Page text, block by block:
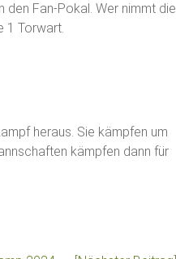
den Fan-Pokal. Wer nimmt die
1 Torwart.
heraus. Sie kämpfen um
kämpfen dann für